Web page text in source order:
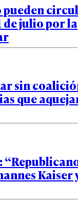
pueden
de julio por la
sin
que
Kaiser